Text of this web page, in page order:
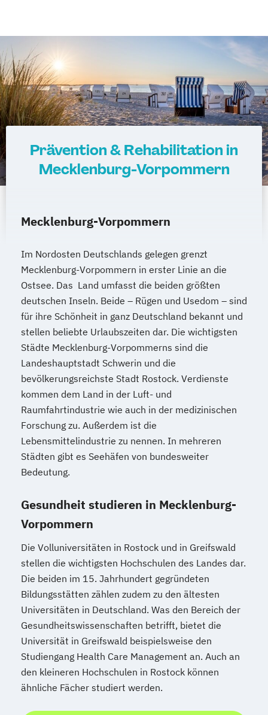
Prävention & Rehabilitation in
Mecklenburg-Vorpommern
Mecklenburg-Vorpommern
Im Nordosten Deutschlands gelegen grenzt
Mecklenburg-Vorpommern in erster Linie an die
Ostsee. Das Land umfasst die beiden größten
deutschen Inseln. Beide – Rügen und Usedom – sind
für ihre Schönheit in ganz Deutschland bekannt und
stellen beliebte Urlaubszeiten dar. Die wichtigsten
Städte Mecklenburg-Vorpommerns sind die
Landeshauptstadt Schwerin und die
bevölkerungsreichste Stadt Rostock. Verdienste
kommen dem Land in der Luft- und
Raumfahrtindustrie wie auch in der medizinischen
Forschung zu. Außerdem ist die
Lebensmittelindustrie zu nennen. In mehreren
Städten gibt es Seehäfen von bundesweiter
Bedeutung.
Gesundheit studieren in Mecklenburg-
Vorpommern
Die Volluniversitäten in Rostock und in Greifswald
stellen die wichtigsten Hochschulen des Landes dar.
Die beiden im 15. Jahrhundert gegründeten
Bildungsstätten zählen zudem zu den ältesten
Universitäten in Deutschland. Was den Bereich der
Gesundheitswissenschaften betrifft, bietet die
Universität in Greifswald beispielsweise den
Studiengang Health Care Management an. Auch an
den kleineren Hochschulen in Rostock können
ähnliche Fächer studiert werden.